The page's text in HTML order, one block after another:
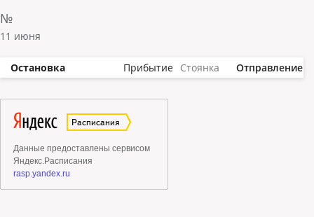
№
11 июня
Остановка Прибытие Стоянка Отправление